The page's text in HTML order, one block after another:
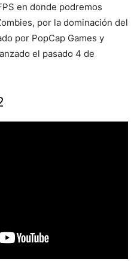
en donde podremos
por la dominación del
por PopCap Games y
el pasado 4 de